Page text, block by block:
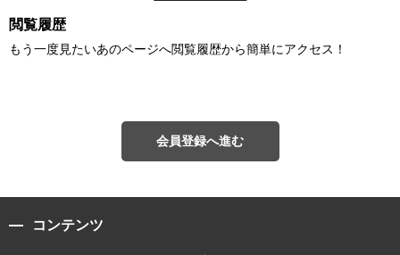
閲覧履歴
もう一度見たいあのページへ閲覧履歴から簡単にアクセス！
会員登録へ進む
コンテンツ